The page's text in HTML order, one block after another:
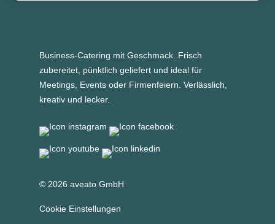
Business-Catering mit Geschmack. Frisch
zubereitet, pünktlich geliefert und ideal für
Meetings, Events oder Firmenfeiern. Verlässlich,
kreativ und lecker.
© 2026 aveato GmbH
Cookie Einstellungen